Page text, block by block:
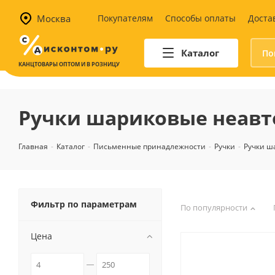
Москва Покупателям Способы оплаты
КАНЦТОВАРЫ ОПТОМ И В РОЗНИЦУ
Каталог
автомобилистов
Канистры и воронки для ГСМ
Автомобильные аксессуары
Ручки шариковые
Главная - Каталог - Письменные принадлежности - Ручки - Ручки
По популярности
Фильтр по параметрам
Цена